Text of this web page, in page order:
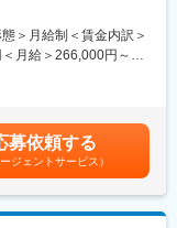
民間施設まで幅広く
工事成績優秀企業にも
" 弊社の「妥協を許さ
アー（う蝕予防のフッ
など
製品は競合他社にほと
の立ち上げ期にあるた
が数多くあります。ま
格補助制度を利用しな
＞月給制＜賃金内訳＞
月給＞266,000円～
独身）、680万円（係
までも目安の金額で
ます。月給(月額)は固定
募依頼する
ージェントサービス）